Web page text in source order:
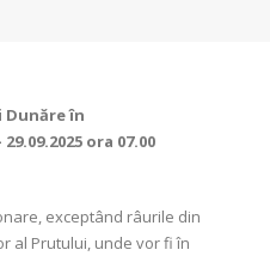
în
29.09.2025 ora 07.00
exceptând râurile din
al Prutului, unde vor fi în